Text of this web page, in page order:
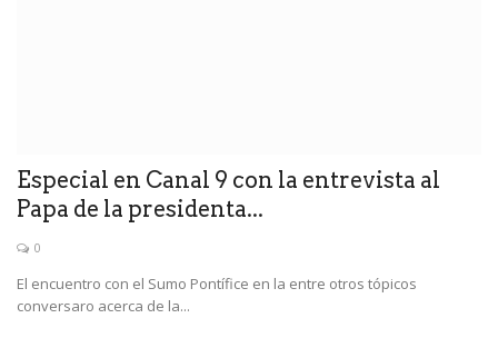
Especial en Canal 9 con la entrevista al
Papa de la presidenta...
0
El encuentro con el Sumo Pontífice en la entre otros tópicos
conversaro acerca de la...